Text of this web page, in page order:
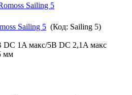
Sailing 5 (Код: Sailing 5)
1A макс/5В DC 2,1A макс
мм